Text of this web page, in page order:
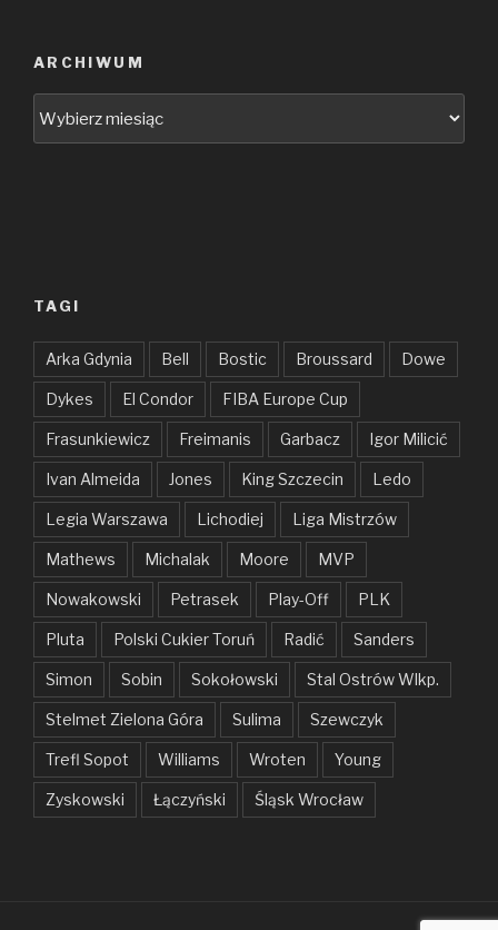
ARCHIWUM
TAGI
Arka Gdynia Bell Bostic Broussard Dowe
Dykes El Condor FIBA Europe Cup
Frasunkiewicz Freimanis Garbacz Igor Milicić
Ivan Almeida Jones King Szczecin Ledo
Legia Warszawa Lichodiej Liga Mistrzów
Mathews Michalak Moore MVP
Nowakowski Petrasek Play-Off PLK
Pluta Polski Cukier Toruń Radić Sanders
Simon Sobin Sokołowski Stal Ostrów Wlkp.
Stelmet Zielona Góra Sulima Szewczyk
Trefl Sopot Williams Wroten Young
Zyskowski Łączyński Śląsk Wrocław